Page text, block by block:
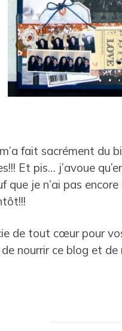
fait sacrément du
Et pis… j’avoue
que je n’ai pas
de tout cœur pour
de nourrir ce blog et